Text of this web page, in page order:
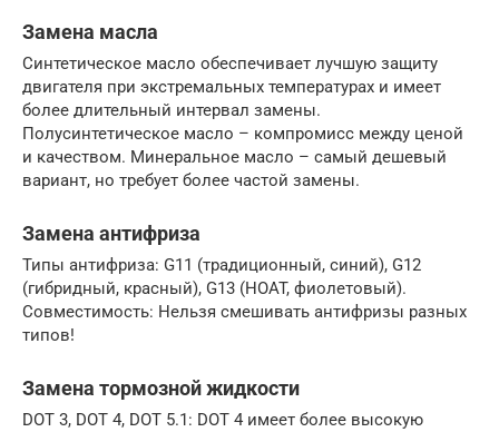
Замена масла
Синтетическое масло обеспечивает лучшую защиту
двигателя при экстремальных температурах и имеет
более длительный интервал замены.
Полусинтетическое масло – компромисс между ценой
и качеством. Минеральное масло – самый дешевый
вариант, но требует более частой замены.
Замена антифриза
Типы антифриза: G11 (традиционный, синий), G12
(гибридный, красный), G13 (HOAT, фиолетовый).
Совместимость: Нельзя смешивать антифризы разных
типов!
Замена тормозной жидкости
DOT 3, DOT 4, DOT 5.1: DOT 4 имеет более высокую